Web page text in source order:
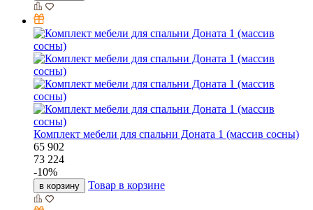
Комплект мебели для спальни Доната 1 (массив сосны)
65 902
73 224
-10%
в корзину Товар в корзине